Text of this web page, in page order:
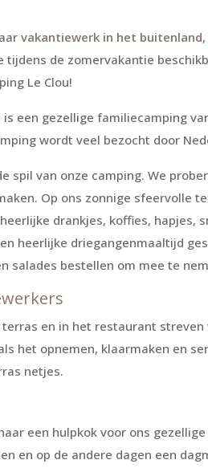
vakantiewerk in het buitenland
tijdens de zomervakantie
Le Clou!
is een gezellige familiecamping
wordt veel bezocht door
spil van onze camping. We
Op ons zonnige sfeervolle
drankjes, koffies, hapjes,
heerlijke driegangenmaaltijd
salades bestellen om mee te
en in het restaurant
het opnemen, klaarmaken en
netjes.
een hulpkok voor ons
en op de andere dagen een